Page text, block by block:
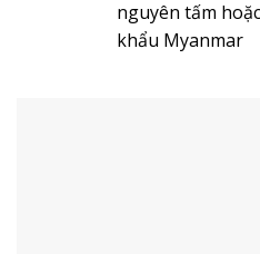
nguyên tấm
khẩu Myanmar